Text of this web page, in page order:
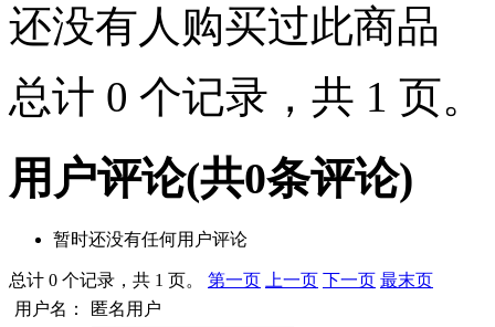
还没有人购买过此商品
总计 0 个记录，共 1 页。
用户评论(共0条评论)
暂时还没有任何用户评论
总计 0 个记录，共 1 页。 第一页 上一页 下一页 最末页
用户名：
匿名用户